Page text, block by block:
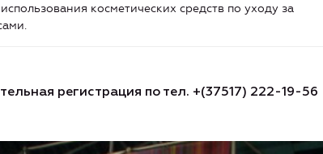
косметических средств по уходу за
регистрация по тел. +(37517) 222-19-56